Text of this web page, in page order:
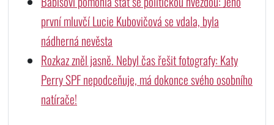
první mluvčí Lucie Kubovičová se vdala, byla
nádherná nevěsta
Rozkaz zněl jasně. Nebyl čas řešit fotografy: Katy
Perry SPF nepodceňuje, má dokonce svého osobního
natírače!